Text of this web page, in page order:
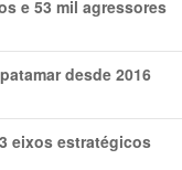
e 53 mil agressores
desde 2016
eixos estratégicos